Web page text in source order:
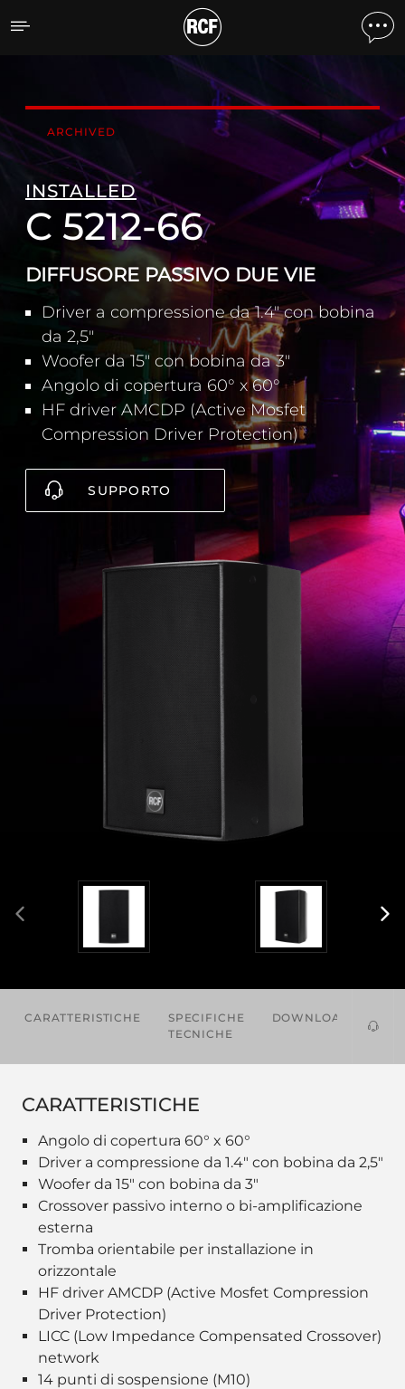
C 5212-66 DIFFUSORE
ARCHIVED
INSTALLED
C 5212-66
DIFFUSORE PASSIVO DUE VIE
Driver a compressione da 1.4" con bobina
da 2,5"
Woofer da 15" con bobina da 3"
Angolo di copertura 60° x 60°
HF driver AMCDP (Active Mosfet
Compression Driver Protection)
SUPPORTO
CARATTERISTICHE
SPECIFICHE
TECNICHE
DOWNLOADS
CARATTERISTICHE
Angolo di copertura 60° x 60°
Driver a compressione da 1.4" con bobina da 2,5"
Woofer da 15" con bobina da 3"
Crossover passivo interno o bi-amplificazione
esterna
Tromba orientabile per installazione in
orizzontale
HF driver AMCDP (Active Mosfet Compression
Driver Protection)
LICC (Low Impedance Compensated Crossover)
network
14 punti di sospensione (M10)